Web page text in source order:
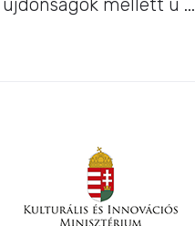
mellett ú ...